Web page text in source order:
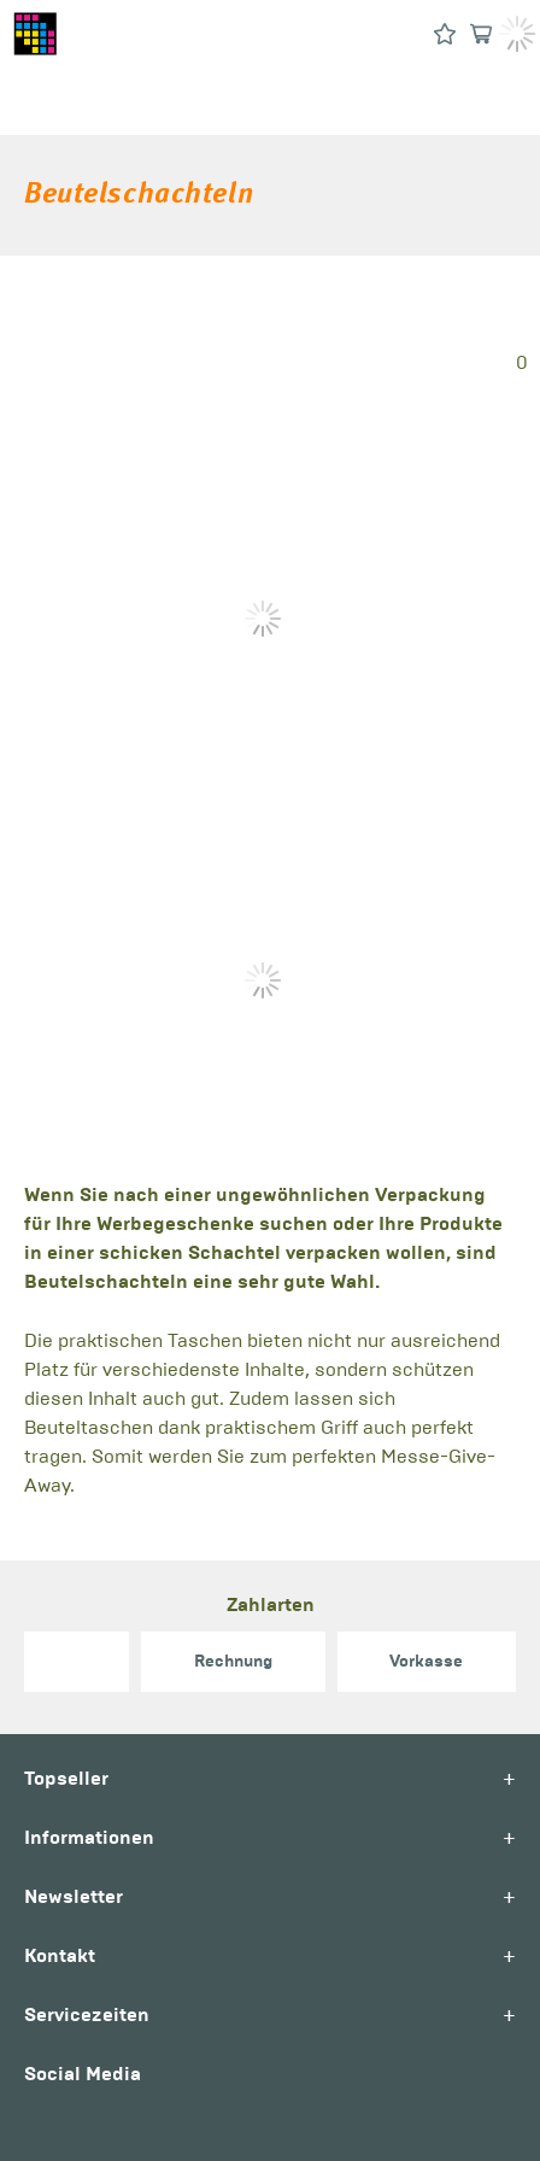
Beutelschachteln
0
Wenn Sie nach einer ungewöhnlichen Verpackung
für Ihre Werbegeschenke suchen oder Ihre Produkte
in einer schicken Schachtel verpacken wollen, sind
Beutelschachteln eine sehr gute Wahl.
Die praktischen Taschen bieten nicht nur ausreichend
Platz für verschiedenste Inhalte, sondern schützen
diesen Inhalt auch gut. Zudem lassen sich
Beuteltaschen dank praktischem Griff auch perfekt
tragen. Somit werden Sie zum perfekten Messe-Give-
Away.
Zahlarten
Rechnung Vorkasse
Topseller +
Informationen +
Newsletter +
Kontakt +
Servicezeiten +
Social Media